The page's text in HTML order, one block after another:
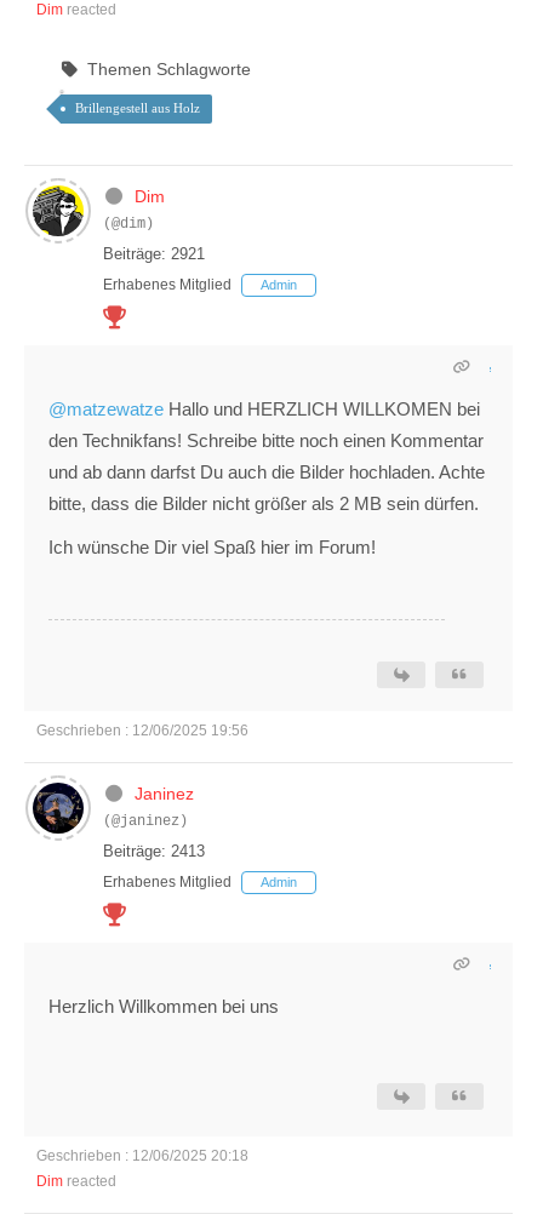
Dim reacted
Themen Schlagworte
Brillengestell aus Holz
Dim
(@dim)
Beiträge: 2921
Erhabenes Mitglied Admin
@matzewatze Hallo und HERZLICH WILLKOMEN bei
den Technikfans! Schreibe bitte noch einen Kommentar
und ab dann darfst Du auch die Bilder hochladen. Achte
bitte, dass die Bilder nicht größer als 2 MB sein dürfen.
Ich wünsche Dir viel Spaß hier im Forum!
Geschrieben : 12/06/2025 19:56
Janinez
(@janinez)
Beiträge: 2413
Erhabenes Mitglied Admin
Herzlich Willkommen bei uns
Geschrieben : 12/06/2025 20:18
Dim reacted